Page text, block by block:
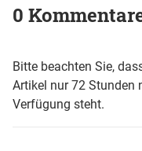
0
Bitte beachten Sie,
Artikel nur 72 Stunden
Verfügung steht.